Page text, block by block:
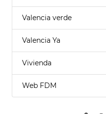
Valencia verde
Valencia Ya
Vivienda
Web FDM